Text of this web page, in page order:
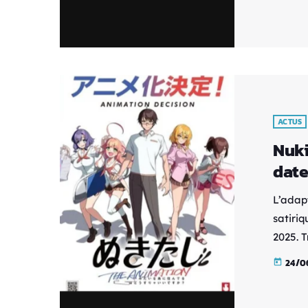
ACTUS
2025.
today 24/